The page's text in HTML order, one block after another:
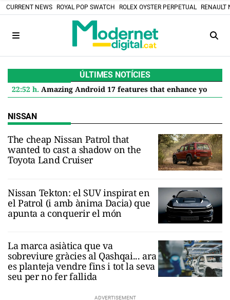
CURRENT NEWS ROYAL POP SWATCH ROLEX OYSTER PERPETUAL RENAULT
ÚLTIMES NOTÍCIES
22:52 h. Amazing Android 17 features that enhance your Google Pixel
NISSAN
The cheap Nissan Patrol that
wanted to cast a shadow on the
Toyota Land Cruiser
Nissan Tekton: el SUV inspirat en
el Patrol (i amb ànima Dacia) que
apunta a conquerir el món
La marca asiàtica que va
sobreviure gràcies al Qashqai... ara
es planteja vendre fins i tot la seva
seu per no fer fallida